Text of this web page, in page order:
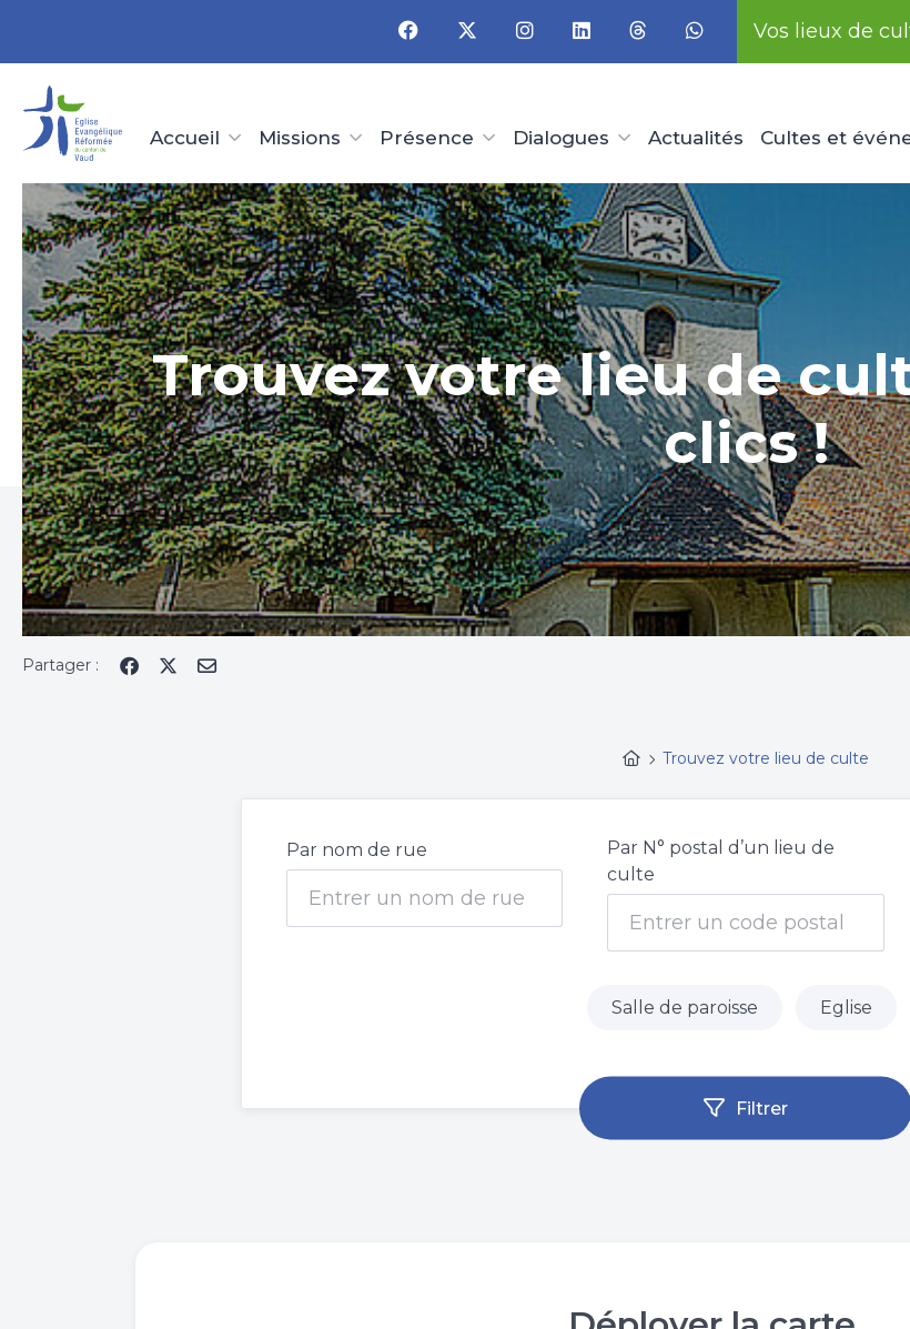
Vos lieux de
Accueil Missions Présence Dialogues Actualités Cultes et
Trouvez votre lieu de
clics !
Partager :
Trouvez votre lieu de culte
Par nom de rue
Par N° postal d’un lieu de
culte
Salle de paroisse Eglise
Filtrer